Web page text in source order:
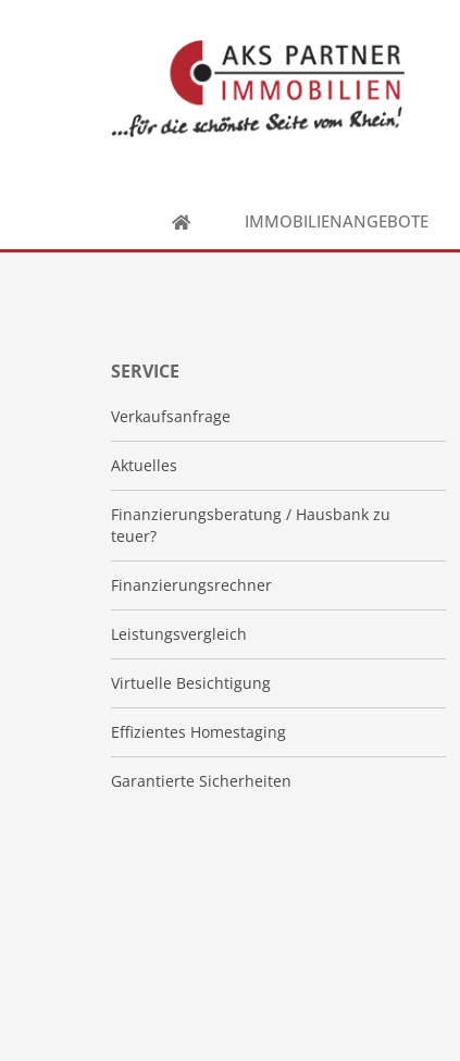
IMMOBILIENANGEBOTE
SERVICE
Verkaufsanfrage
Aktuelles
Finanzierungsberatung / Hausbank zu
teuer?
Finanzierungsrechner
Leistungsvergleich
Virtuelle Besichtigung
Effizientes Homestaging
Garantierte Sicherheiten